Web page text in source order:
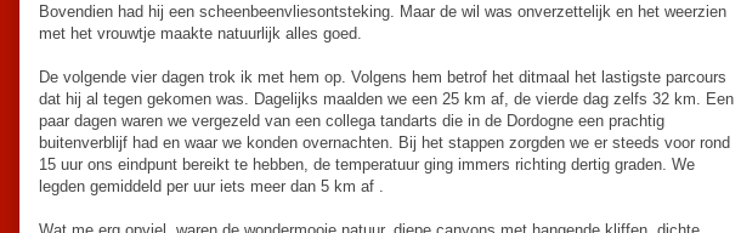
Bovendien had hij een scheenbeenvliesontsteking. Maar de wil was onverzettelijk en het weerzien
met het vrouwtje maakte natuurlijk alles goed.
De volgende vier dagen trok ik met hem op. Volgens hem betrof het ditmaal het lastigste parcours
dat hij al tegen gekomen was. Dagelijks maalden we een 25 km af, de vierde dag zelfs 32 km. Een
paar dagen waren we vergezeld van een collega tandarts die in de Dordogne een prachtig
buitenverblijf had en waar we konden overnachten. Bij het stappen zorgden we er steeds voor rond
15 uur ons eindpunt bereikt te hebben, de temperatuur ging immers richting dertig graden. We
legden gemiddeld per uur iets meer dan 5 km af .